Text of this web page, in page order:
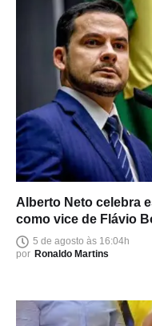
Alberto Neto celebra
como vice de Flávio
5 de agosto às 16:04h
por Ronaldo Martins